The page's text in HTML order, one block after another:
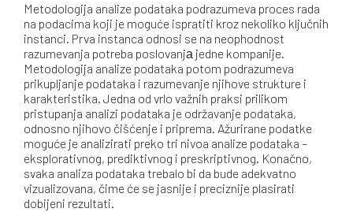
Metodologija analize podataka podrazumeva proces rada
na podacima koji je moguće ispratiti kroz nekoliko ključnih
instanci. Prva instanca odnosi se na neophodnost
razumevanja potreba poslovanjа jedne kompanije.
Metodologija analize podataka potom podrazumeva
prikupljanje podataka i razumevanje njihove strukture i
karakteristika. Jedna od vrlo važnih praksi prilikom
pristupanja analizi podataka je održavanje podataka,
odnosno njihovo čišćenje i priprema. Ažurirane podatke
moguće je analizirati preko tri nivoa analize podataka –
eksplorativnog, prediktivnog i preskriptivnog. Konačno,
svaka analiza podataka trebalo bi da bude adekvatno
vizualizovana, čime će se jasnije i preciznije plasirati
dobijeni rezultati.